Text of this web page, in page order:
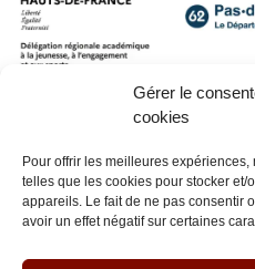
Gérer le
cookies
Pour offrir les meilleures
telles que les cookies pour stocker et/
appareils. Le fait de ne pas consentir
avoir un effet négatif sur certaines